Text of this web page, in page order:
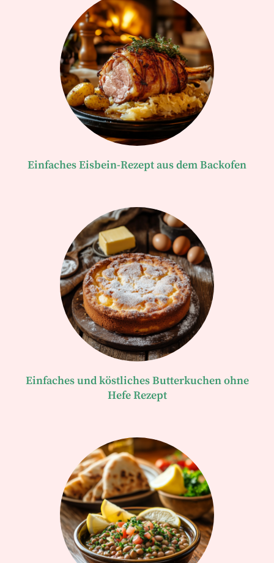
Einfaches Eisbein-Rezept aus dem Backofen
Einfaches und köstliches Butterkuchen ohne
Hefe Rezept